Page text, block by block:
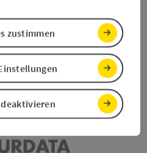
Beitrag drucken
zustimmen